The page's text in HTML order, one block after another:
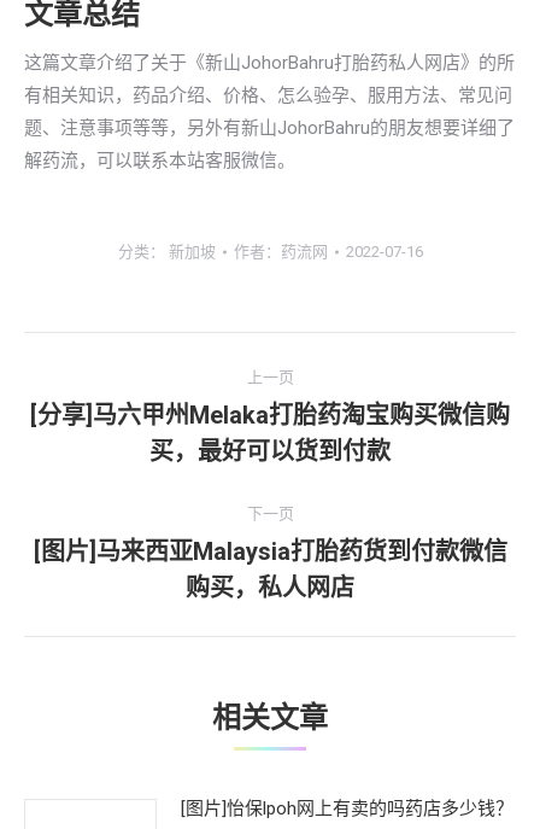
文章总结
这篇文章介绍了关于《新山JohorBahru打胎药私人网店》的所
有相关知识，药品介绍、价格、怎么验孕、服用方法、常见问
题、注意事项等等，另外有新山JohorBahru的朋友想要详细了
解药流，可以联系本站客服微信。
分类： 新加坡 作者： 药流网 2022-07-16
章
上一页
上
一
[分享]马六甲州Melaka打胎药淘宝购买微信购
买，最好可以货到付款
下一页
一
文
[图片]马来西亚Malaysia打胎药货到付款微信
购买，私人网店
相关文章
[图片]怡保lpoh网上有卖的吗药店多少钱？